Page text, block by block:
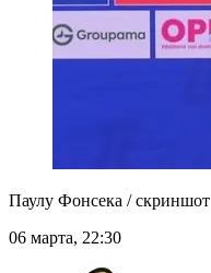
Паулу Фонсека / скриншот
06 марта, 22:30